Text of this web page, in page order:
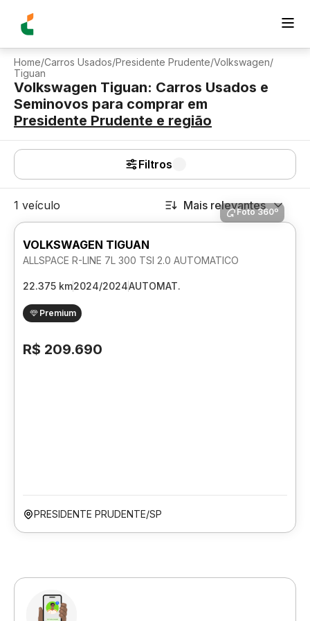
Home/Carros Usados/Presidente Prudente/Volkswagen/
Tiguan
Volkswagen Tiguan: Carros Usados e
Seminovos para comprar em
Presidente Prudente e região
Filtros
1 veículo Mais relevantes
Foto 360º
VOLKSWAGEN TIGUAN
ALLSPACE R-LINE 7L 300 TSI 2.0 AUTOMATICO
22.375 km2024/2024AUTOMAT.
Premium
R$ 209.690
PRESIDENTE PRUDENTE/SP